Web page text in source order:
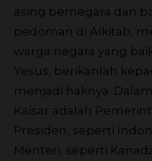
asing bernegara dan
pedoman di AIkitab,
warga negara yang
Yesus, berikanlah
menjadi haknya.
Kaisar adalah
Presiden, seperti
Menteri, seperti